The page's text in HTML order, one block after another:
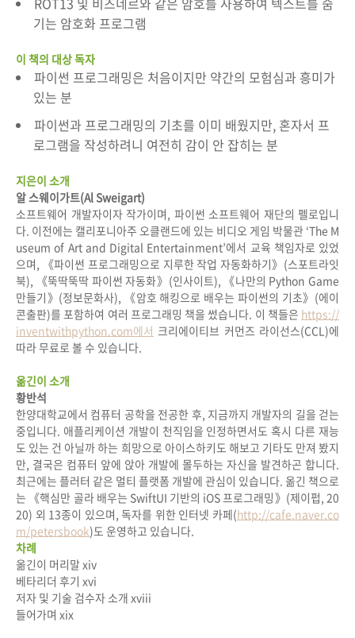
기는 암호화 프로그램
이 책의 대상 독자
파이썬 프로그래밍은 처음이지만 약간의 모험심과 흥미가
있는 분
파이썬과 프로그래밍의 기초를 이미 배웠지만, 혼자서 프
로그램을 작성하려니 여전히 감이 안 잡히는 분
지은이 소개
알 스웨이가트(Al Sweigart)
소프트웨어 개발자이자 작가이며, 파이썬 소프트웨어 재단의 펠로입니
다. 이전에는 캘리포니아주 오클랜드에 있는 비디오 게임 박물관 ‘The M
useum of Art and Digital Entertainment’에서 교육 책임자로 있었
으며, 《파이썬 프로그래밍으로 지루한 작업 자동화하기》(스포트라잇
북), 《뚝딱뚝딱 파이썬 자동화》(인사이트), 《나만의 Python Game
만들기》(정보문화사), 《암호 해킹으로 배우는 파이썬의 기초》(에이
콘출판)를 포함하여 여러 프로그래밍 책을 썼습니다. 이 책들은 https://
inventwithpython.com에서 크리에이티브 커먼즈 라이선스(CCL)에
따라 무료로 볼 수 있습니다.
옮긴이 소개
황반석
한양대학교에서 컴퓨터 공학을 전공한 후 지금까지 개발자의 길을 걷는
중입니다 애플리케이션 개발이 천직임을 인정하면서도 혹시 다른 재능
도 있는 건 아닐까 하는 희망으로 아이스하키도 해보고 기타도 만져 봤지
만 결국은 컴퓨터 앞에 앉아 개발에 몰두하는 자신을 발견하곤 합니다
최근에는 플러터 같은 멀티 플랫폼 개발에 관심이 있습니다 옮긴 책으로
는 《핵심만 골라 배우는 SwiftUI 기반의 iOS 프로그래밍》 (제이펍 , 20
20) 외 13종이 있으며 ,독자를 위한 인터넷 카페(http://cafe.naver.co
m/petersbook)도 운영하고 있습니다
차례
옮긴이 머리말 xiv
베타리더 후기 xvi
저자 및 기술 검수자 소개 xviii
들어가며 xix